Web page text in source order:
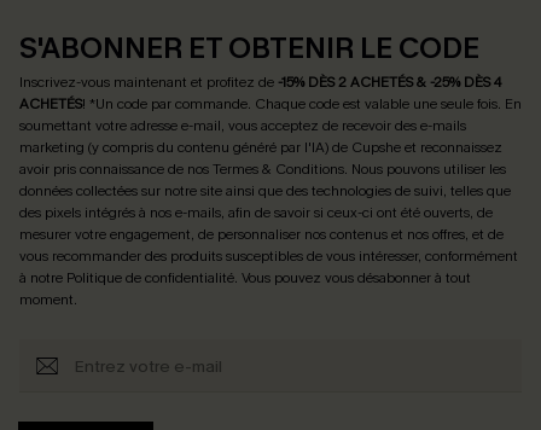
S'ABONNER ET OBTENIR LE CODE
Inscrivez-vous maintenant et profitez de -15% DÈS 2 ACHETÉS & -25% DÈS 4
ACHETÉS! *Un code par commande. Chaque code est valable une seule fois. En
soumettant votre adresse e-mail, vous acceptez de recevoir des e-mails
marketing (y compris du contenu généré par l'IA) de Cupshe et reconnaissez
avoir pris connaissance de nosTermes & Conditions. Nous pouvons utiliser les
données collectées sur notre site ainsi que des technologies de suivi, telles que
des pixels intégrés à nos e-mails, afin de savoir si ceux-ci ont été ouverts, de
mesurer votre engagement, de personnaliser nos contenus et nos offres, et de
vous recommander des produits susceptibles de vous intéresser, conformément
à notre Politique de confidentialité. Vous pouvez vous désabonner à tout
moment.